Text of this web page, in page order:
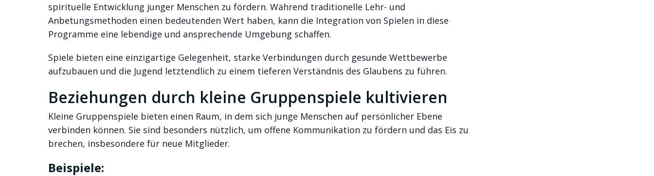
spirituelle Entwicklung junger Menschen zu fördern. Während traditionelle Lehr- und
Anbetungsmethoden einen bedeutenden Wert haben, kann die Integration von Spielen in diese
Programme eine lebendige und ansprechende Umgebung schaffen.
Spiele bieten eine einzigartige Gelegenheit, starke Verbindungen durch gesunde Wettbewerbe
aufzubauen und die Jugend letztendlich zu einem tieferen Verständnis des Glaubens zu führen.
Beziehungen durch kleine Gruppenspiele kultivieren
Kleine Gruppenspiele bieten einen Raum, in dem sich junge Menschen auf persönlicher Ebene
verbinden können. Sie sind besonders nützlich, um offene Kommunikation zu fördern und das Eis zu
brechen, insbesondere für neue Mitglieder.
Beispiele: